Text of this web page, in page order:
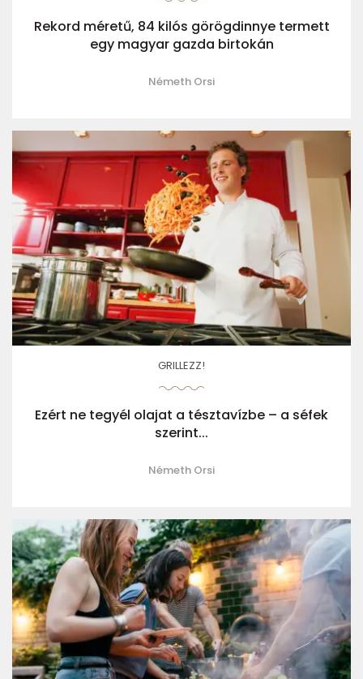
Rekord méretű, 84 kilós görögdinnye termett
egy magyar gazda birtokán
Németh Orsi
GRILLEZZ!
Ezért ne tegyél olajat a tésztavízbe – a séfek
szerint...
Németh Orsi